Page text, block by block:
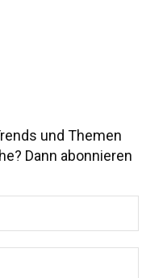
und Themen
Dann abonnieren